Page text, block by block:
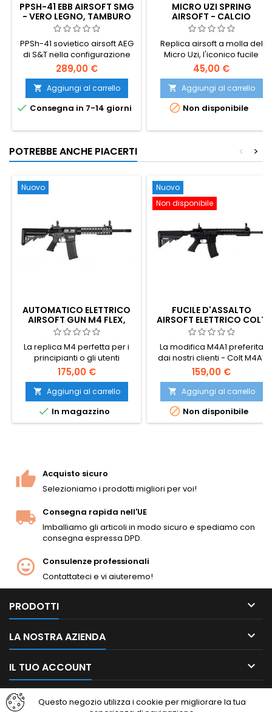
PPSH-41 EBB AIRSOFT SMG
- VERO LEGNO, TAMBURO
DA 2000 COLPI, BLOW-
BACK
PPSh-41 sovietico airsoft AEG
di S&T nella configurazione
premium in VERO LEGNO con
Blow-Back elettrico. Tomaia
interamente in metallo, calcio
e impugnatura in vero legno,
caricatore a tamburo in
full-auto. ~300 FPS / 1,4 J. 840
289,00 €
 Aggiungi al carrello
 Consegna in 7-14 giorni
MICRO UZI SPRING
AIRSOFT - CALCIO
PIEGHEVOLE IN METALLO,
PRODUZIONE COREANA,
SMG ISRAELIANO ICONICO
Replica airsoft a molla del
Micro Uzi, l'iconico fucile
mitragliatore compatto
israeliano. Realizzata in
Corea per una maggiore
qualità costruttiva, con calcio
pieghevole in metallo, leva di
grilletto e sicura in metallo,
pistone in metallo. Caricatore
Hi-cap da 175 colpi.
45,00 €
 Aggiungi al carrello
 Non disponibile
POTREBBE ANCHE PIACERTI >
<
Nuovo
AUTOMATICO ELETTRICO
AIRSOFT GUN M4 FLEX,
AGGIORNATO
La replica M4 perfetta per i
principianti o gli utenti
avanzati con possibilità di
aggiornamento. Materiali di
qualità, sia per le finiture che
per la meccanica, molla a
cambio rapido. Corpo in
plastica molto robusto.
175,00 €
 Aggiungi al carrello
 In magazzino
Nuovo
Non disponibile
FUCILE D'ASSALTO
AIRSOFT ELETTRICO COLT
M4A1 KEYMOD
La modifica M4A1 preferita
dai nostri clienti - Colt M4A1
Keymod, prodotto su licenza
di Colt e con i marchi e le
marcature originali.
159,00 €
 Aggiungi al carrello
 Non disponibile
Acquisto sicuro
Selezioniamo i prodotti migliori per voi!
Consegna rapida nell'UE
Imballiamo gli articoli in modo sicuro e spediamo con
consegna espressa DPD.
Consulenze professionali
Contattateci e vi aiuteremo!
PRODOTTI 
LA NOSTRA AZIENDA 
IL TUO ACCOUNT 
CONTATTO 
Questo negozio utilizza i cookie per migliorare la tua